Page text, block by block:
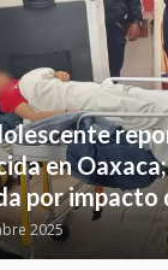
en
por impacto
2025